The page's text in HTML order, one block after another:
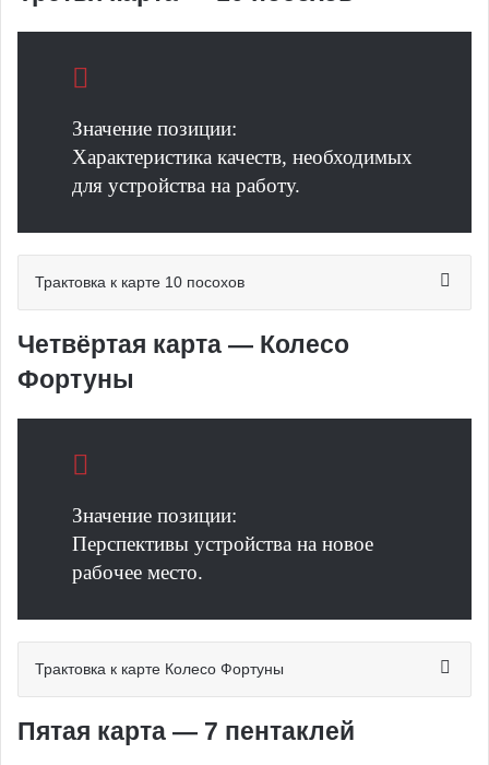
Значение позиции:
Характеристика качеств, необходимых
для устройства на работу.
Трактовка к карте 10 посохов
Четвёртая карта — Колесо
Фортуны
Значение позиции:
Перспективы устройства на новое
рабочее место.
Трактовка к карте Колесо Фортуны
Пятая карта — 7 пентаклей